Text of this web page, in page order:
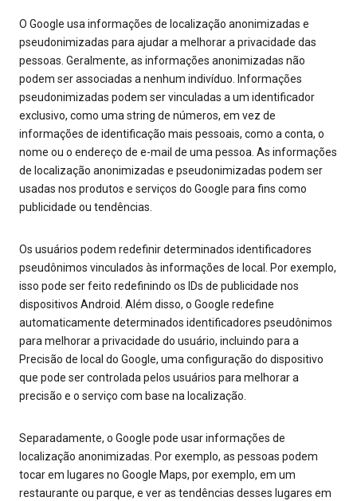
O Google usa informações de localização anonimizadas e
pseudonimizadas para ajudar a melhorar a privacidade das
pessoas. Geralmente, as informações anonimizadas não
podem ser associadas a nenhum indivíduo. Informações
pseudonimizadas podem ser vinculadas a um identificador
exclusivo, como uma string de números, em vez de
informações de identificação mais pessoais, como a conta, o
nome ou o endereço de e-mail de uma pessoa. As informações
de localização anonimizadas e pseudonimizadas podem ser
usadas nos produtos e serviços do Google para fins como
publicidade ou tendências.
Os usuários podem redefinir determinados identificadores
pseudônimos vinculados às informações de local. Por exemplo,
isso pode ser feito redefinindo os IDs de publicidade nos
dispositivos Android. Além disso, o Google redefine
automaticamente determinados identificadores pseudônimos
para melhorar a privacidade do usuário, incluindo para a
Precisão de local do Google, uma configuração do dispositivo
que pode ser controlada pelos usuários para melhorar a
precisão e o serviço com base na localização.
Separadamente, o Google pode usar informações de
localização anonimizadas. Por exemplo, as pessoas podem
tocar em lugares no Google Maps, por exemplo, em um
restaurante ou parque, e ver as tendências desses lugares em